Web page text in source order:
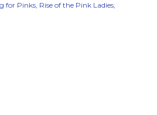
for Pinks Rise of the Pink Ladies